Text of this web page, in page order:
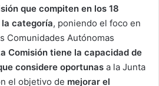
que compiten en los 18
categoría, poniendo el foco en
Comunidades Autónomas
Comisión tiene la capacidad de
considere oportunas a la Junta
el objetivo de mejorar el